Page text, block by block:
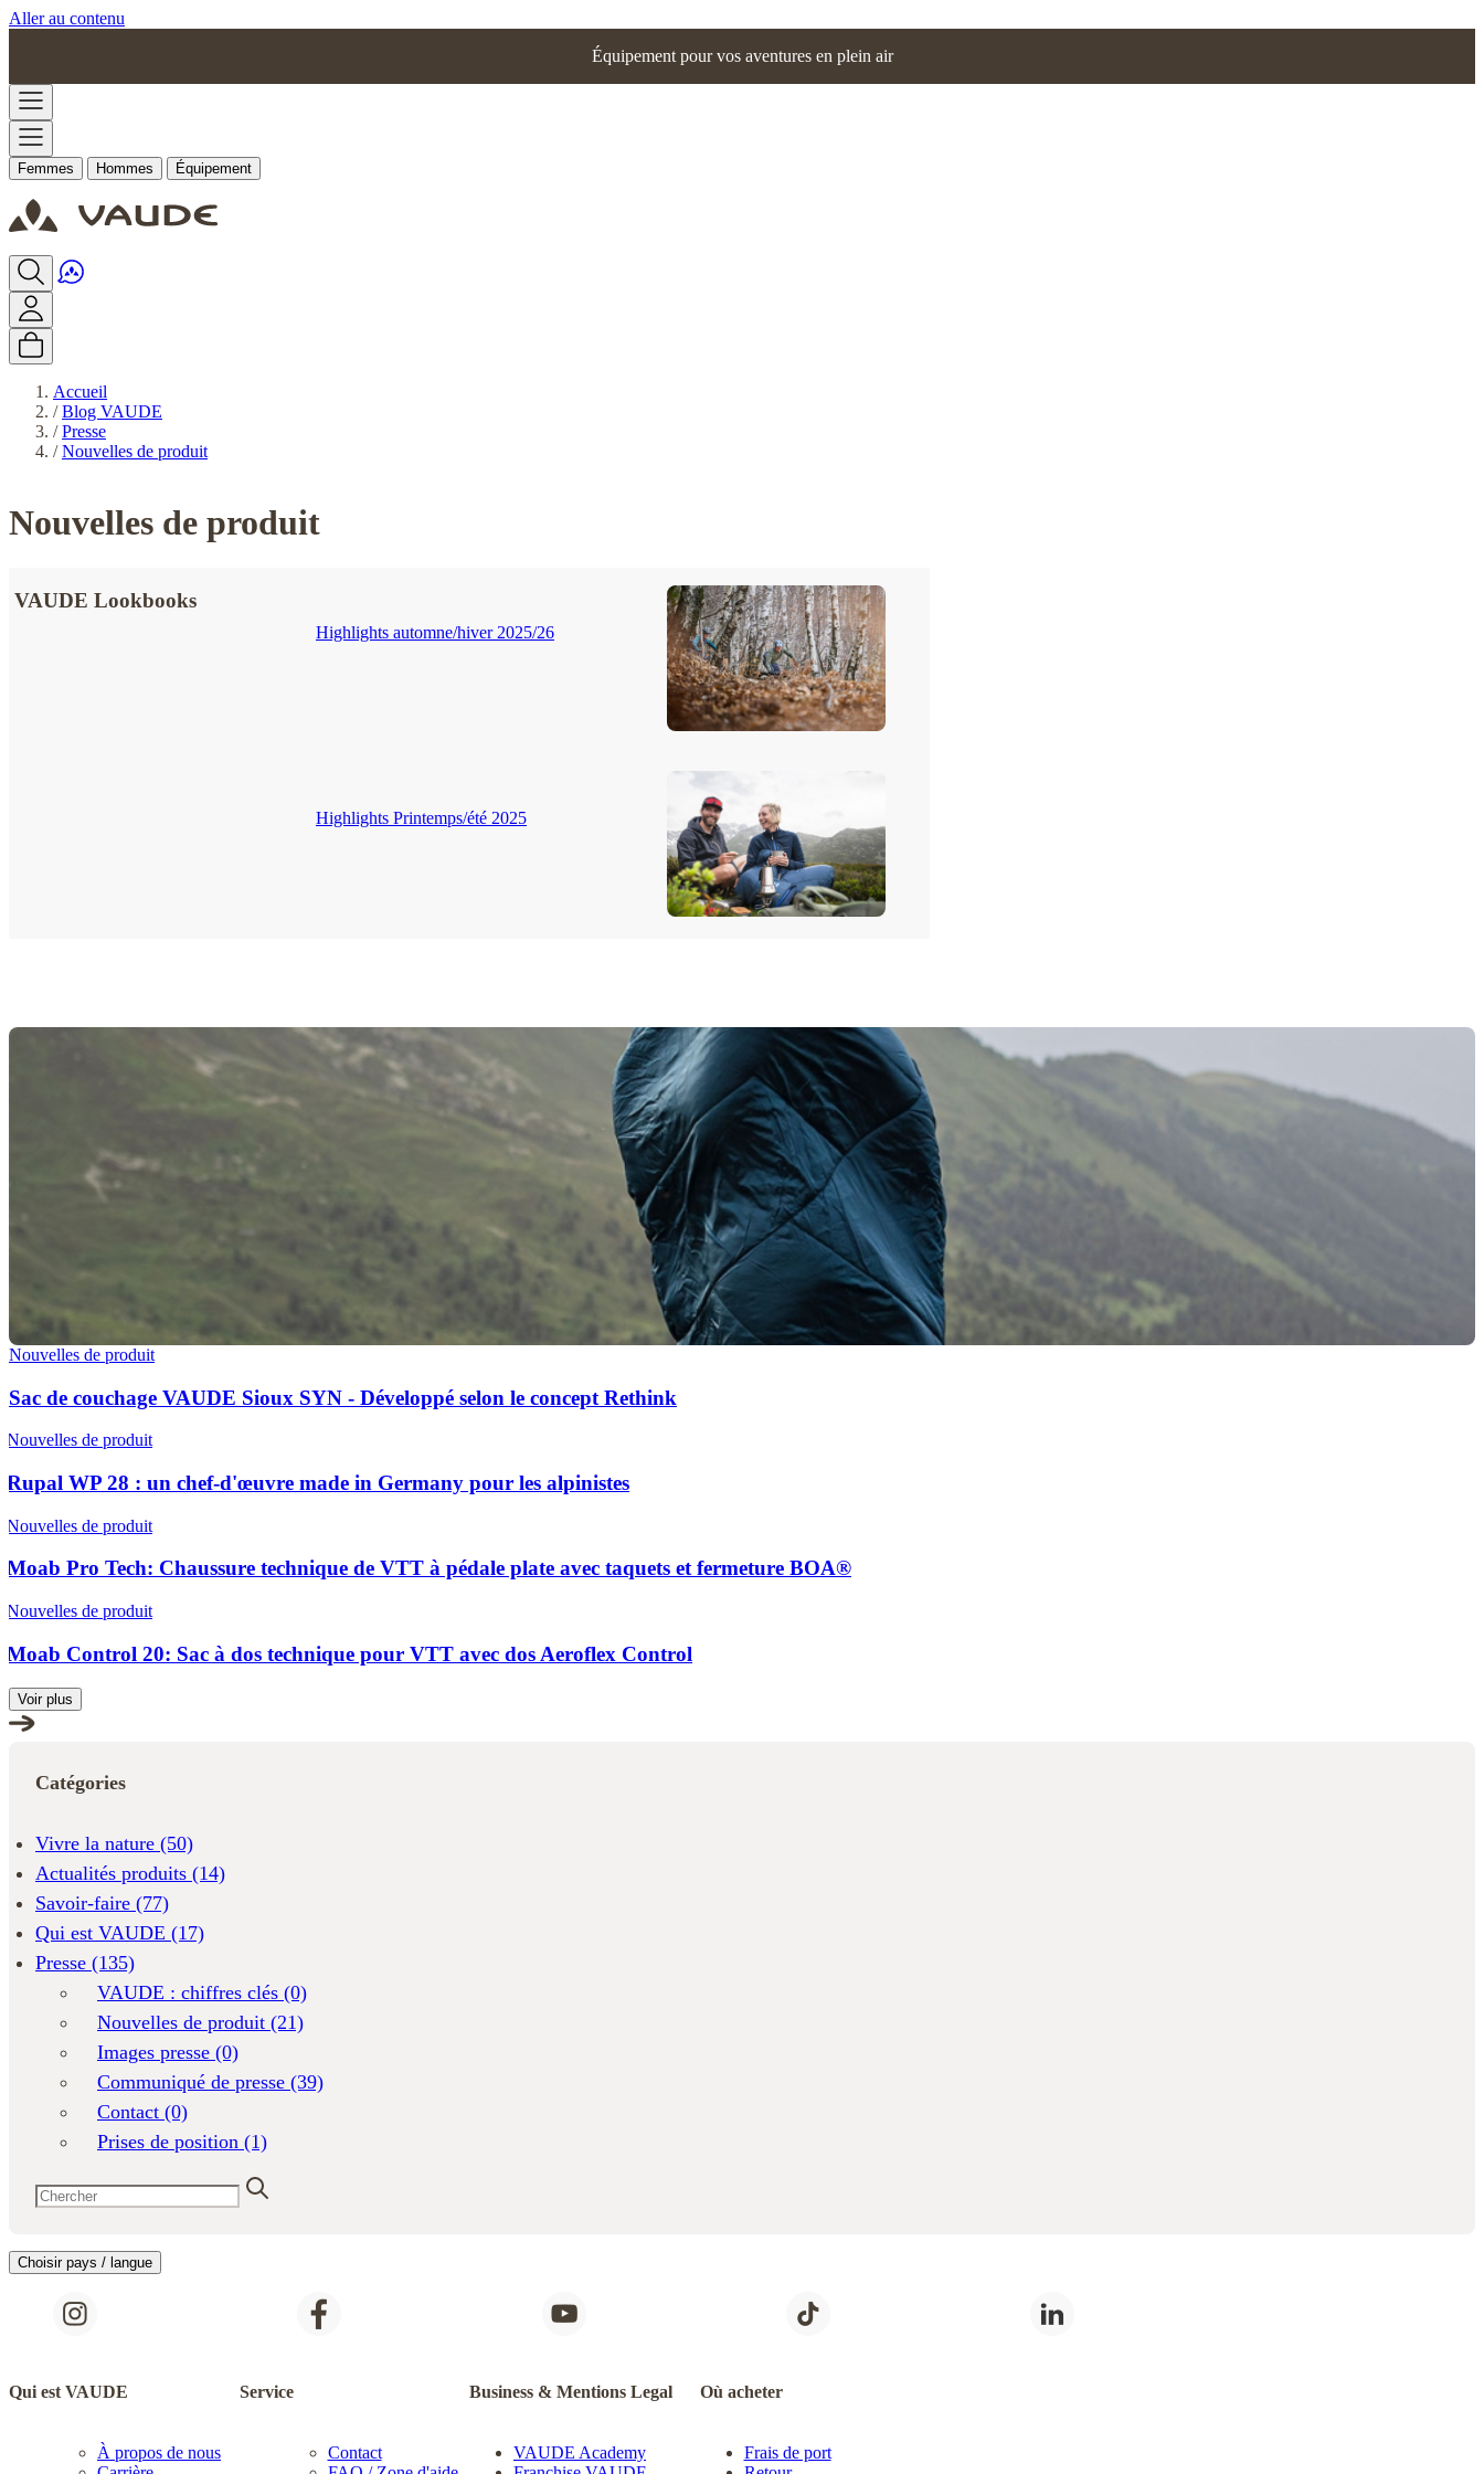
Aller au contenu
Équipement pour vos aventures en plein air
Femmes Hommes Équipement
Accueil
/ Blog VAUDE
/ Presse
/ Nouvelles de produit
Nouvelles de produit
VAUDE Lookbooks
Highlights automne/hiver 2025/26
Highlights Printemps/été 2025
Nouvelles de produit
Sac de couchage VAUDE Sioux SYN - Développé selon le concept Rethink
Nouvelles de produit
Rupal WP 28 : un chef-d'œuvre made in Germany pour les alpinistes
Nouvelles de produit
Moab Pro Tech: Chaussure technique de VTT à pédale plate avec taquets et fermeture BOA®
Nouvelles de produit
Moab Control 20: Sac à dos technique pour VTT avec dos Aeroflex Control
Voir plus
Catégories
Vivre la nature (50)
Actualités produits (14)
Savoir-faire (77)
Qui est VAUDE (17)
Presse (135)
VAUDE : chiffres clés (0)
Nouvelles de produit (21)
Images presse (0)
Communiqué de presse (39)
Contact (0)
Prises de position (1)
Choisir pays / langue
Qui est VAUDE
À propos de nous
Service
Contact
Business & Mentions Legal
VAUDE Academy
Où acheter
Frais de port